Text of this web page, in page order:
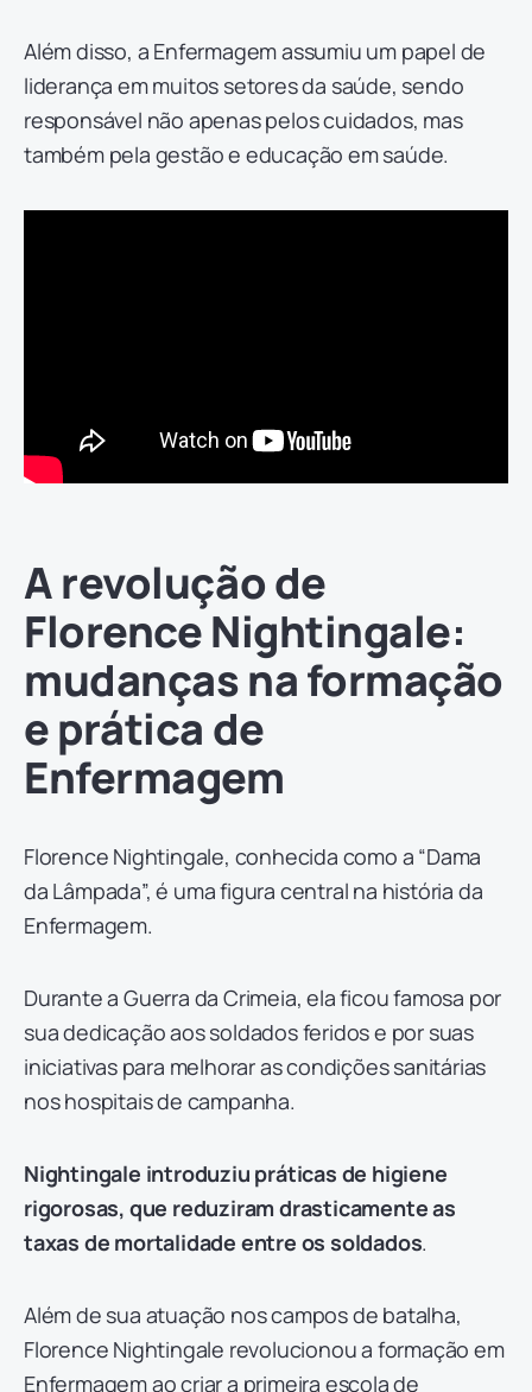
Além disso, a Enfermagem assumiu um papel de
liderança em muitos setores da saúde, sendo
responsável não apenas pelos cuidados, mas
também pela gestão e educação em saúde.
A revolução de
Florence Nightingale:
mudanças na formação
e prática de
Enfermagem
Florence Nightingale, conhecida como a “Dama
da Lâmpada”, é uma figura central na história da
Enfermagem.
Durante a Guerra da Crimeia, ela ficou famosa por
sua dedicação aos soldados feridos e por suas
iniciativas para melhorar as condições sanitárias
nos hospitais de campanha.
Nightingale introduziu práticas de higiene
rigorosas, que reduziram drasticamente as
taxas de mortalidade entre os soldados.
Além de sua atuação nos campos de batalha,
Florence Nightingale revolucionou a formação em
Enfermagem ao criar a primeira escola de